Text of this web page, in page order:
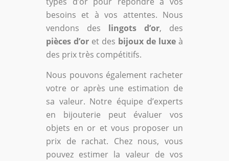
besoins et à vos attentes. Nous
vendons des lingots d’or, des
pièces d’or et des bijoux de luxe à
des prix très compétitifs.
Nous pouvons également racheter
votre or après une estimation de
sa valeur. Notre équipe d’experts
en bijouterie peut évaluer vos
objets en or et vous proposer un
prix de rachat. Chez nous, vous
pouvez estimer la valeur de vos